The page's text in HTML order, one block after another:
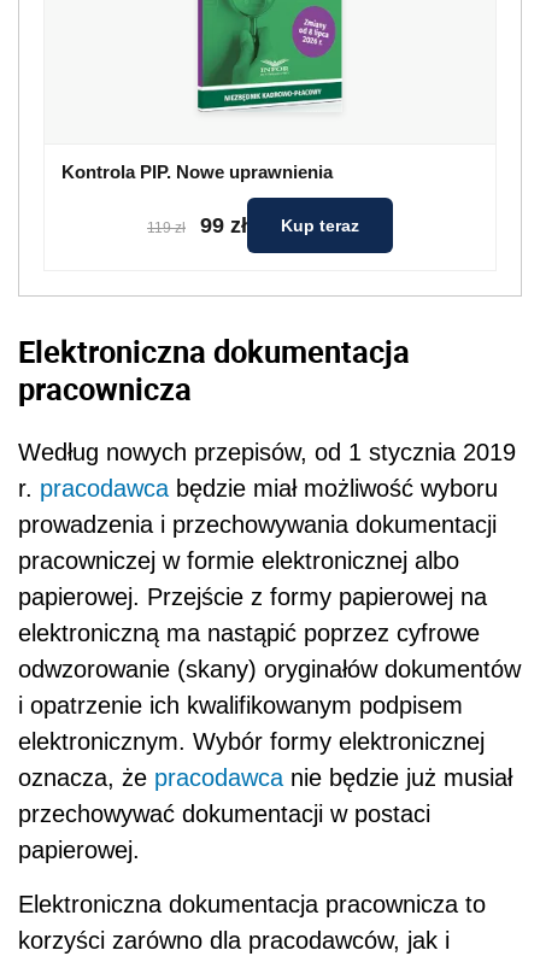
Kontrola PIP. Nowe uprawnienia
119 zł 99 zł Kup teraz
Elektroniczna dokumentacja
pracownicza
Według nowych przepisów, od 1 stycznia 2019
r. pracodawca będzie miał możliwość wyboru
prowadzenia i przechowywania dokumentacji
pracowniczej w formie elektronicznej albo
papierowej. Przejście z formy papierowej na
elektroniczną ma nastąpić poprzez cyfrowe
odwzorowanie (skany) oryginałów dokumentów
i opatrzenie ich kwalifikowanym podpisem
elektronicznym. Wybór formy elektronicznej
oznacza, że pracodawca nie będzie już musiał
przechowywać dokumentacji w postaci
papierowej.
Elektroniczna dokumentacja pracownicza to
korzyści zarówno dla pracodawców, jak i